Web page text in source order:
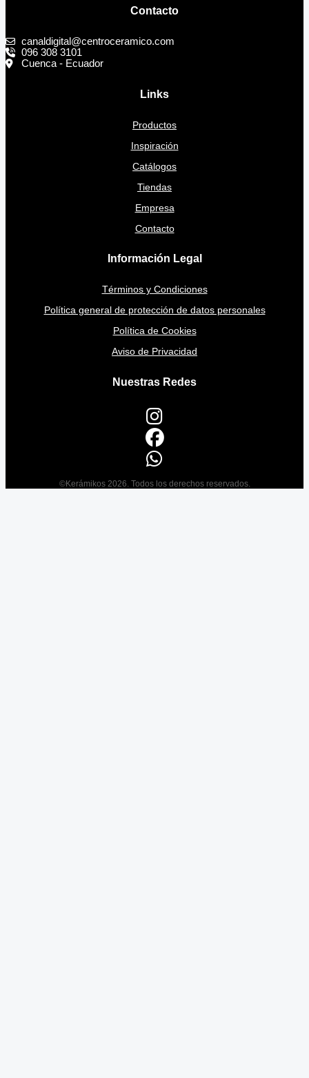
Contacto
canaldigital@centroceramico.com
096 308 3101
Cuenca - Ecuador
Links
Productos
Inspiración
Catálogos
Tiendas
Empresa
Contacto
Información Legal
Términos y Condiciones
Política general de protección de datos personales
Política de Cookies
Aviso de Privacidad
Nuestras Redes
©Kerámikos 2026. Todos los derechos reservados.